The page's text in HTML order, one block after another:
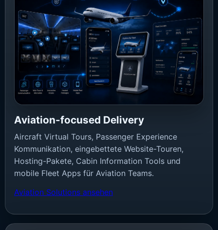
Aviation-focused Delivery
Aircraft Virtual Tours, Passenger Experience
Kommunikation, eingebettete Website-Touren,
Hosting-Pakete, Cabin Information Tools und
mobile Fleet Apps für Aviation Teams.
Aviation Solutions ansehen